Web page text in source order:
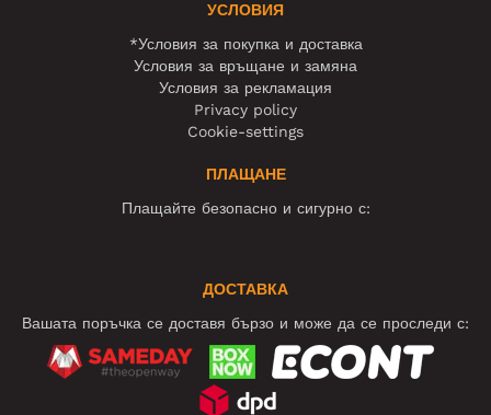
УСЛОВИЯ
*Условия за покупка и доставка
Условия за връщане и замяна
Условия за рекламация
Privacy policy
Cookie-settings
ПЛАЩАНЕ
Плащайте безопасно и сигурно с:
ДОСТАВКА
Вашата поръчка се доставя бързо и може да се проследи с: